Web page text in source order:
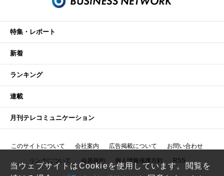
特集・レポート
新着
ランキング
連載
月刊テレコミュニケーション
このサイトについて 会社案内 広告掲載について お問い合わせ
リンクについて 会員規約 個人情報保護方針 RSS
当ウェブサイトはCookieを使用しています。閲覧を